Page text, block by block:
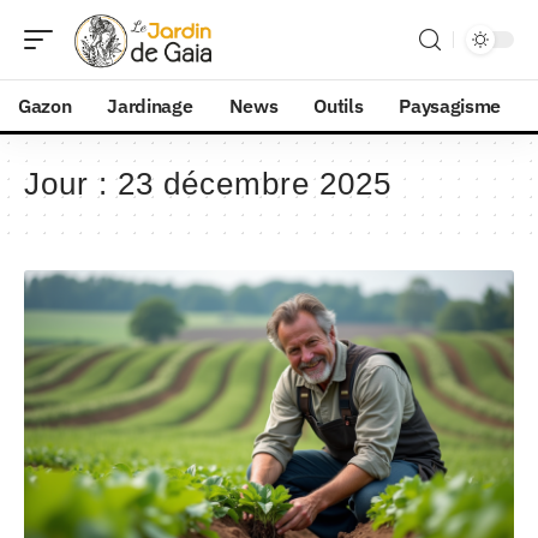
Gazon Jardinage News Outils Paysagisme
Jour :23 décembre 2025